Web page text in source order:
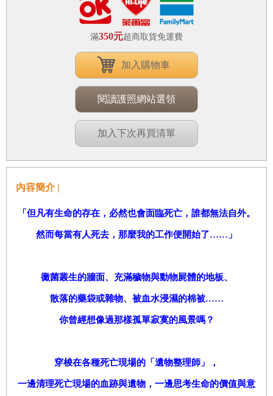
滿350元超商取貨免運費
加入購物車
閱讀護照網站選領
加入下次再買清單
內容簡介 |
「但凡有生命的存在，必然也會面臨死亡，誰都無法自外。
然而每當有人死去，那麼我的工作便開始了……」
黴菌叢生的牆面、充滿穢物與動物屍體的地板、
散落的藥袋或雜物、被血水浸濕的棉被……
你曾經想像過那樣孤單寂寞的風景嗎？
穿梭在各種死亡現場的「遺物整理師」，
一邊清理死亡現場的血跡與遺物，一邊思考生命的價值與意